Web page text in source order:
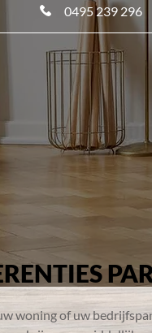
0495 239 296
woning of uw